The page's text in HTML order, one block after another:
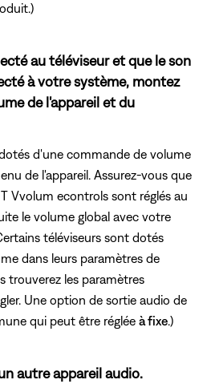
au téléviseur et que le son
à votre système, montez
de l'appareil et du
d'une commande de volume
de l'appareil. Assurez-vous que
Vvolum econtrols sont réglés au
le volume global avec votre
téléviseurs sont dotés
dans leurs paramètres de
trouverez les paramètres
Une option de sortie audio de
qui peut être réglée à fixe.)
autre appareil audio.